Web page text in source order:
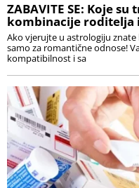
ZABAVITE SE: Koje
kombinacije roditelja
Ako vjerujte u astrologiju
samo za romantične odnose!
kompatibilnost i sa